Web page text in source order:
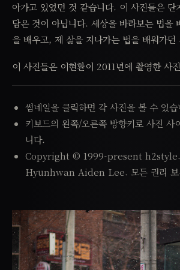
아가고 있었던 것 같습니다. 이 사진들은 단
담은 것이 아닙니다. 세상을 바라보는 법을
을 배우고, 제 삶을 지나가는 법을 배워가던
이 사진들은 이현환이 2011년에 촬영한 사
썸네일을 클릭하면 각 사진을 볼 수 있습
키보드의 왼쪽/오른쪽 방향키로 사진 사
니다.
Copyright © 1999-present
Hyunhwan Aiden Lee. 모든 권리 보